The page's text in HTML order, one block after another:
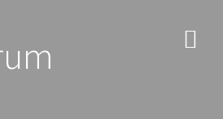
content